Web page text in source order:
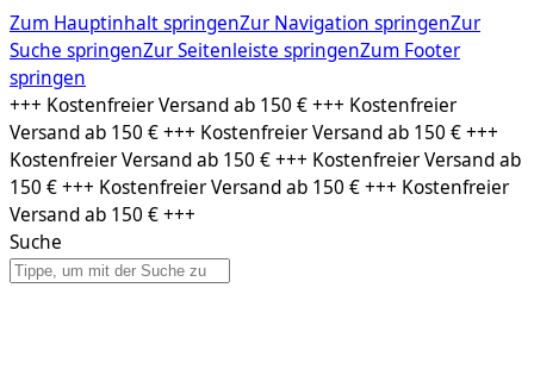
Zum Hauptinhalt springenZur Navigation springenZur
Suche springenZur Seitenleiste springenZum Footer
springen
Zum
Inhalt
springen
+++ Kostenfreier Versand ab 150 € +++ Kostenfreier
Versand ab 150 € +++ Kostenfreier Versand ab 150 € +++
Kostenfreier Versand ab 150 € +++ Kostenfreier Versand ab
150 € +++ Kostenfreier Versand ab 150 € +++ Kostenfreier
Versand ab 150 € +++
Suche